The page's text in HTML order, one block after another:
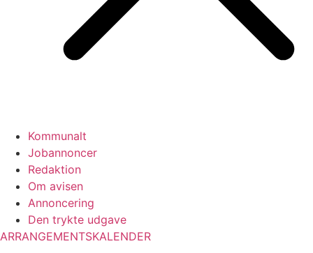
Kommunalt
Jobannoncer
Redaktion
Om avisen
Annoncering
Den trykte udgave
ARRANGEMENTSKALENDER